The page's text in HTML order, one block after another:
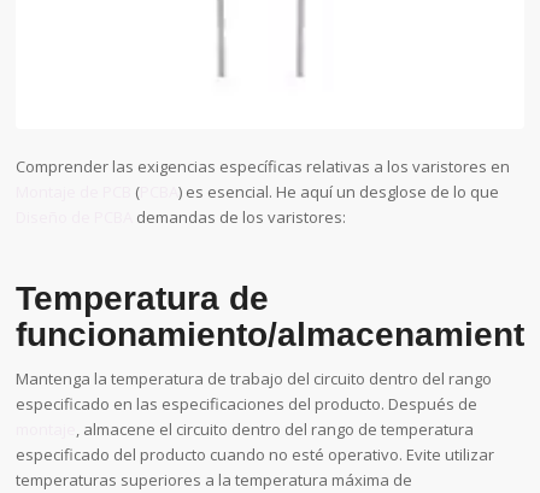
Comprender las exigencias específicas relativas a los varistores en
( PCBA) es esencial. He aquí un desglose de lo que
demandas de los varistores:
Temperatura de
funcionamiento/
Mantenga la temperatura de trabajo del circuito dentro del rango
especificado en las especificaciones del producto. Después de
, almacene el circuito dentro del rango de temperatura
especificado del producto cuando no esté operativo. Evite utilizar
temperaturas superiores a la temperatura máxima de